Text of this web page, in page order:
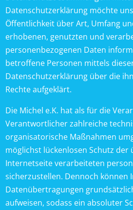
Datenschutzerklärung möchte
Öffentlichkeit über Art, Umfang
erhobenen, genutzten und
personenbezogenen Daten
betroffene Personen mittels
Datenschutzerklärung über die
Rechte aufgeklärt.
Die Michel e.K. hat als für die
Verantwortlicher zahlreiche
organisatorische Maßnahmen
möglichst lückenlosen Schutz der
Internetseite verarbeiteten
sicherzustellen. Dennoch können
Datenübertragungen
aufweisen, sodass ein absoluter